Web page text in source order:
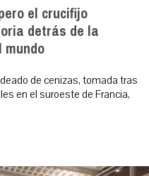
el crucifijo
detrás de la
de cenizas, tomada tras
en el suroeste de Francia,